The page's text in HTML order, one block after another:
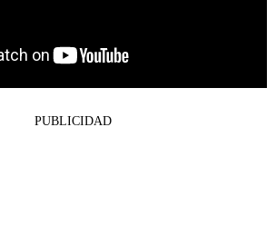
PUBLICIDAD